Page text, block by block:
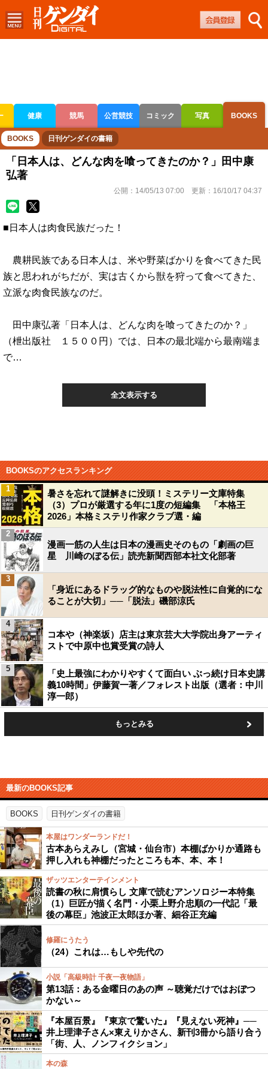
健康 競馬 公営競技 コミック 写真 BOOKS
ボートレース 競輪 オートレース
BOOKS 日刊ゲンダイの書籍
「日本人は、どんな肉を喰ってきたのか？」田中康
弘著
公開： 14/05/13 07:00 更新： 16/10/17 04:37
■日本人は肉食民族だった！
農耕民族である日本人は、米や野菜ばかりを食べてきた民
族と思われがちだが、実は古くから獣を狩って食べてきた、
立派な肉食民族なのだ。
田中康弘著「日本人は、どんな肉を喰ってきたのか？」
（枻出版社 １５００円）では、日本の最北端から最南端ま
で…
全文表示する
BOOKSのアクセスランキング
暑さを忘れて謎解きに没頭！ミステリー文庫特集
（3）プロが厳選する年に1度の短編集 「本格王
2026」本格ミステリ作家クラブ選・編
1
漫画一筋の人生は日本の漫画史そのもの「劇画の巨
星 川崎のぼる伝」読売新聞西部本社文化部著
2
「身近にあるドラッグ的なものや脱法性に自覚的にな
ることが大切」──「脱法」磯部涼氏
3
コ本や（神楽坂）店主は東京芸大大学院出身アーティ
ストで中原中也賞受賞の詩人
4
「史上最強にわかりやすくて面白い ぶっ続け日本史講
義10時間」伊藤賀一著／フォレスト出版（選者：中川
淳一郎）
5
もっとみる
最新のBOOKS記事
BOOKS 日刊ゲンダイの書籍
本屋はワンダーランドだ！
古本あらえみし（宮城・仙台市）本棚ばかりか通路も
押し入れも神棚だったところも本、本、本！
ザッツエンターテインメント
読書の秋に肩慣らし 文庫で読むアンソロジー本特集
（1）巨匠が描く名門・小栗上野介忠順の一代記「最
後の幕臣」池波正太郎ほか著、細谷正充編
修羅にうたう
（24）これは…もしや先代の
小説「高級時計 千夜一夜物語」
第13話：ある金曜日のあの声 ～聴覚だけではおぼつ
かない～
『本屋百景』『東京で驚いた』『見えない死神』──
井上理津子さん×東えりかさん、新刊3冊から語り合う
「街、人、ノンフィクション」
本の森